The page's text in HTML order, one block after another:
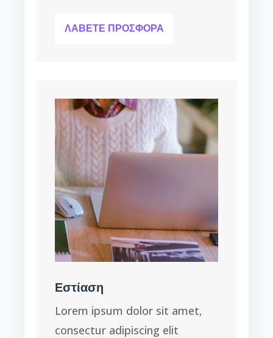
ΛΑΒΕΤΕ ΠΡΟΣΦΟΡΑ
Εστίαση
Lorem ipsum dolor sit amet,
consectur adipiscing elit